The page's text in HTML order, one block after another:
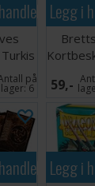
på
lager:6
Legg i
60st
59,-
Legg i